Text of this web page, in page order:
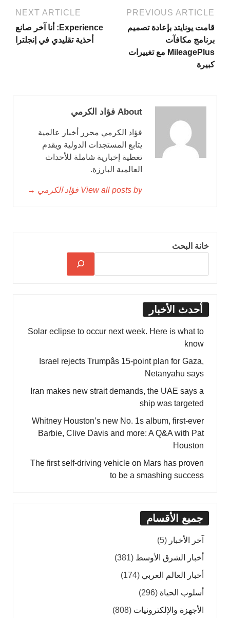
PREVIOUS ARTICLE
قامت يونايتد بإعادة تصميم
برنامج مكافآت
MileagePlus مع تغييرات
كبيرة
NEXT ARTICLE
Experience: أنا آخر صانع
أحذية تقليدي في إنجلترا
About فؤاد الكرمي
فؤاد الكرمي محرر أخبار عالمية
يتابع المستجدات الدولية ويقدم
تغطية إخبارية شاملة للأحداث
العالمية البارزة.
View all posts by فؤاد الكرمي →
خانة البحث
أحدث الأخبار
Solar eclipse to occur next week. Here is what to
know
Israel rejects Trumpâs 15-point plan for Gaza,
Netanyahu says
Iran makes new strait demands, the UAE says a
ship was targeted
Whitney Houston’s new No. 1s album, first-ever
Barbie, Clive Davis and more: A Q&A with Pat
Houston
The first self-driving vehicle on Mars has proven
to be a smashing success
جميع الأقسام
آخر الأخبار (5)
أخبار الشرق الأوسط (381)
أخبار العالم العربي (174)
أسلوب الحياة (296)
الأجهزة والإلكترونيات (808)